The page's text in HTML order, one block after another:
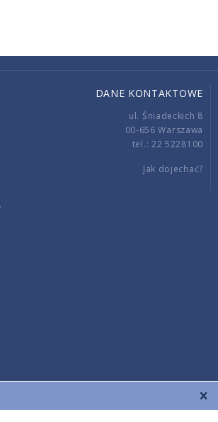
DANE KONTAKTOWE
ul. Śniadeckich 8
00-656 Warszawa
tel.: 22 5228100
Jak dojechać?